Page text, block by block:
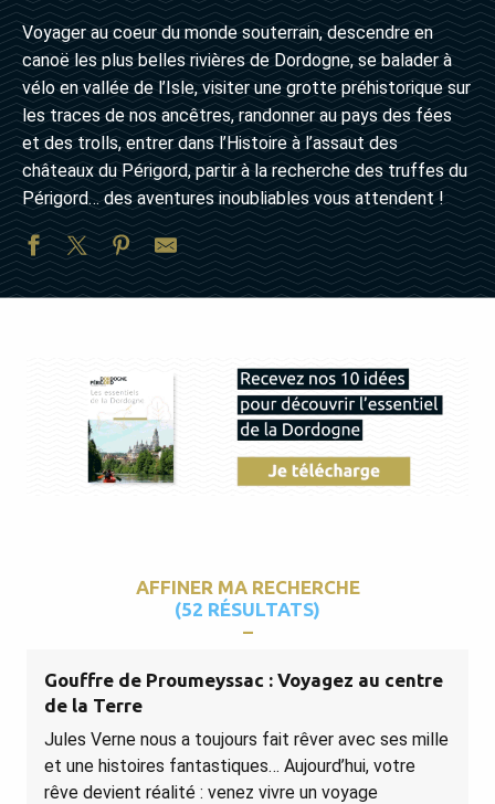
Voyager au coeur du monde souterrain, descendre en
canoë les plus belles rivières de Dordogne, se balader à
vélo en vallée de l’Isle, visiter une grotte préhistorique sur
les traces de nos ancêtres, randonner au pays des fées
et des trolls, entrer dans l’Histoire à l’assaut des
châteaux du Périgord, partir à la recherche des truffes du
Périgord… des aventures inoubliables vous attendent !
AFFINER MA RECHERCHE
(52 RÉSULTATS)
Gouffre de Proumeyssac : Voyagez au centre
de la Terre
Jules Verne nous a toujours fait rêver avec ses mille
et une histoires fantastiques… Aujourd’hui, votre
rêve devient réalité : venez vivre un voyage